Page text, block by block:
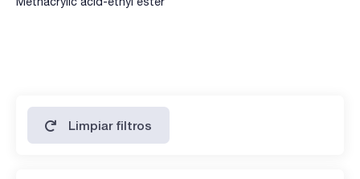
Limpiar filtros